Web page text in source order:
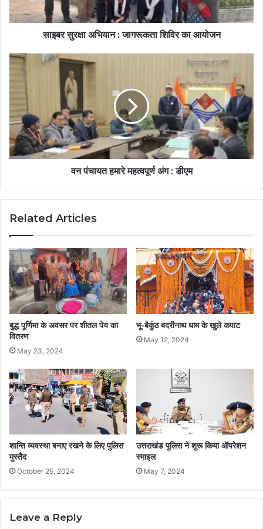
साइबर सुरक्षा अभियान : जागरूकता शिविर का आयोजन
वन पंचायत हमारे महत्वपूर्ण अंग : डीएम
Related Articles
बुद्ध पूर्णिमा के अवसर पर शीतल पेय का
वितरण
May 23, 2024
भू-बैकुंठ बदरीनाथ धाम के खुले कपाट
May 12, 2024
शान्ति व्यवस्था बनाए रखने के लिए पुलिस
मुस्तैद
October 25, 2024
उत्तराखंड पुलिस ने शुरू किया ऑपरेशन
स्माइल
May 7, 2024
Leave a Reply